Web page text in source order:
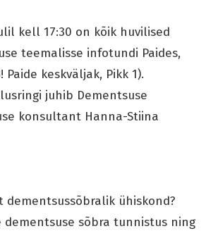
kell 17:30 on kõik huvilised
teemalisse infotundi Paides,
Paide keskväljak, Pikk 1).
juhib Dementsuse
konsultant Hanna-Stiina
dementsussõbralik ühiskond?
sõbra tunnistus ning